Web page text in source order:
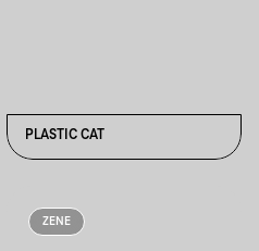
PLASTIC CAT
ZENE